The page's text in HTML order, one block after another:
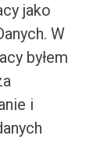
jako
W
byłem
i